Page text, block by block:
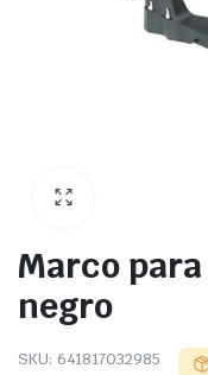
Marco
negro
SKU: 641817032985